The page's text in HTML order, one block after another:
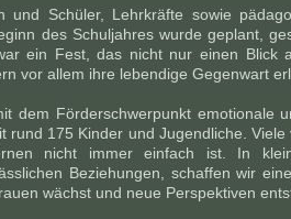
und Schüler, Lehrkräfte sowie
des Schuljahres wurde geplant,
ein Fest, das nicht nur einen Blick
vor allem ihre lebendige Gegenwart
dem Förderschwerpunkt emotionale
rund 175 Kinder und Jugendliche.
nicht immer einfach ist. In
Beziehungen, schaffen wir
wächst und neue Perspektiven